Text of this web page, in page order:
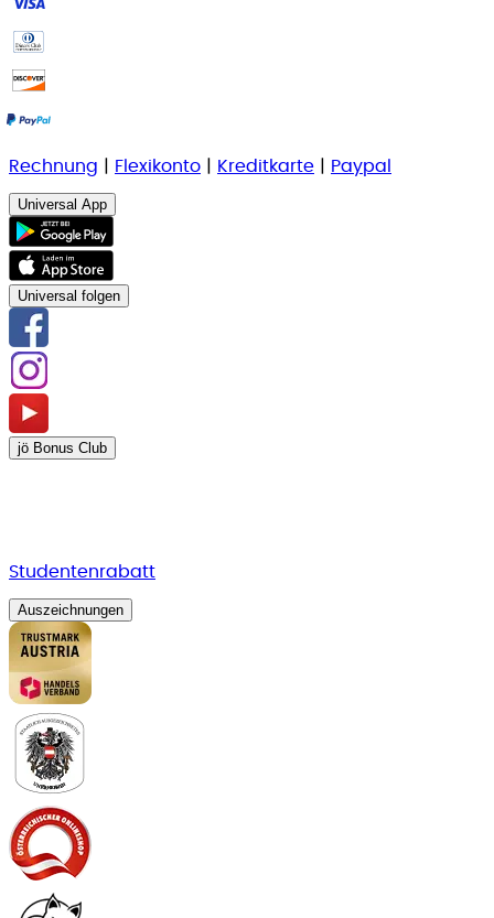
Rechnung Flexikonto Kreditkarte Paypal
Universal App
Universal folgen
jö Bonus Club
Studentenrabatt
Auszeichnungen